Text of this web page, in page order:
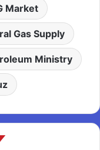
Market
Gas Supply
Ministry